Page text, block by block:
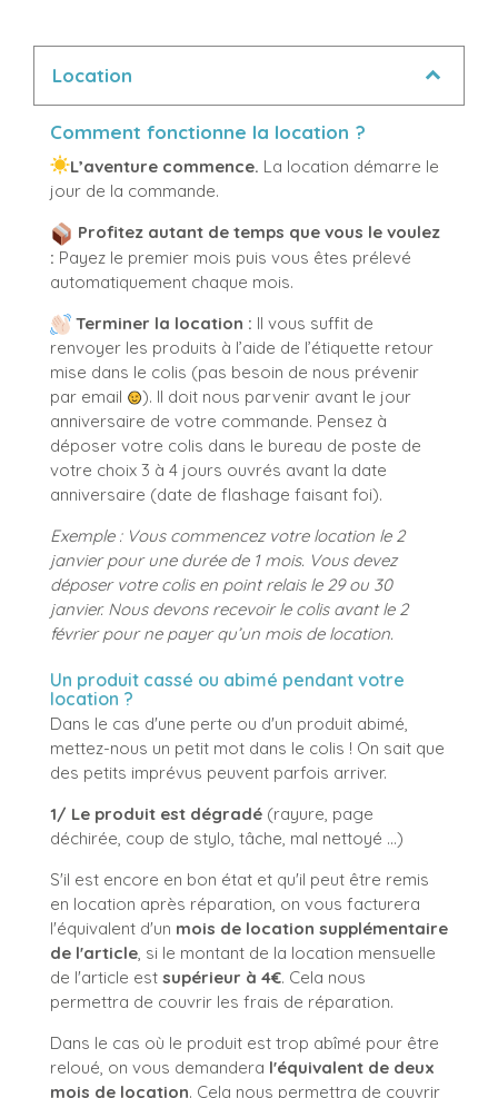
Location
Comment fonctionne la location ?
L’aventure commence. La location démarre le
jour de la commande.
Profitez autant de temps que vous le voulez
: Payez le premier mois puis vous êtes prélevé
automatiquement chaque mois.
Terminer la location : Il vous suffit de
renvoyer les produits à l’aide de l’étiquette retour
mise dans le colis (pas besoin de nous prévenir
par email
). Il doit nous parvenir avant le jour
anniversaire de votre commande. Pensez à
déposer votre colis dans le bureau de poste de
votre choix 3 à 4 jours ouvrés avant la date
anniversaire (date de flashage faisant foi).
Exemple : Vous commencez votre location le 2
janvier pour une durée de 1 mois. Vous devez
déposer votre colis en point relais le 29 ou 30
janvier. Nous devons recevoir le colis avant le 2
février pour ne payer qu’un mois de location.
Un produit cassé ou abimé pendant votre
location ?
Dans le cas d'une perte ou d'un produit abimé,
mettez-nous un petit mot dans le colis ! On sait que
des petits imprévus peuvent parfois arriver.
1/ Le produit est dégradé (rayure, page
déchirée, coup de stylo, tâche, mal nettoyé ...)
S'il est encore en bon état et qu'il peut être remis
en location après réparation, on vous facturera
l'équivalent d'un mois de location supplémentaire
de l'article, si le montant de la location mensuelle
de l'article est supérieur à 4€. Cela nous
permettra de couvrir les frais de réparation.
Dans le cas où le produit est trop abîmé pour être
reloué, on vous demandera l'équivalent de deux
mois de location. Cela nous permettra de couvrir